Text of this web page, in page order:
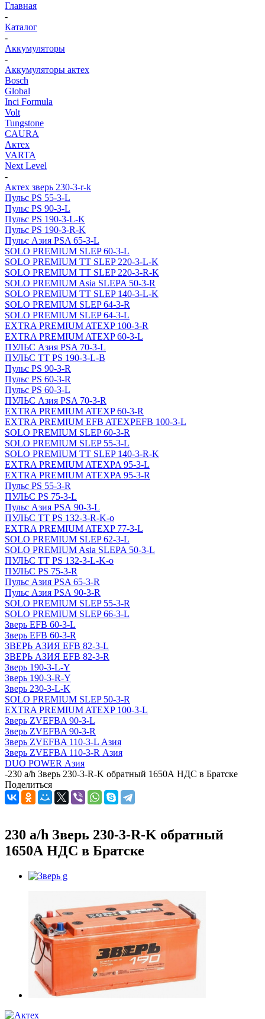
Главная
-
Каталог
-
Аккумуляторы
-
Аккумуляторы актех
Bosch
Global
Inci Formula
Volt
Tungstone
CAURA
Актех
VARTA
Next Level
-
Актех зверь 230-3-r-k
Пульс PS 55-3-L
Пульс PS 90-3-L
Пульс PS 190-3-L-K
Пульс PS 190-3-R-K
Пульс Азия PSA 65-3-L
SOLO PREMIUM SLEP 60-3-L
SOLO PREMIUM ТТ SLEP 220-3-L-K
SOLO PREMIUM ТТ SLEP 220-3-R-K
SOLO PREMIUM Asia SLEPA 50-3-R
SOLO PREMIUM ТТ SLEP 140-3-L-K
SOLO PREMIUM SLEP 64-3-R
SOLO PREMIUM SLEP 64-3-L
EXTRA PREMIUM ATEXP 100-3-R
EXTRA PREMIUM ATEXP 60-3-L
ПУЛЬС Азия PSA 70-3-L
ПУЛЬС ТТ PS 190-3-L-B
Пульс PS 90-3-R
Пульс PS 60-3-R
Пульс PS 60-3-L
ПУЛЬС Азия PSA 70-3-R
EXTRA PREMIUM ATEXP 60-3-R
EXTRA PREMIUM EFB ATEXPEFB 100-3-L
SOLO PREMIUM SLEP 60-3-R
SOLO PREMIUM SLEP 55-3-L
SOLO PREMIUM ТТ SLEP 140-3-R-K
EXTRA PREMIUM ATEXPA 95-3-L
EXTRA PREMIUM ATEXPA 95-3-R
Пульс PS 55-3-R
ПУЛЬС PS 75-3-L
Пульс Азия PSА 90-3-L
ПУЛЬС ТТ PS 132-3-R-K-o
EXTRA PREMIUM ATEXP 77-3-L
SOLO PREMIUM SLEP 62-3-L
SOLO PREMIUM Asia SLEPA 50-3-L
ПУЛЬС ТТ PS 132-3-L-K-o
ПУЛЬС PS 75-3-R
Пульс Азия PSA 65-3-R
Пульс Азия PSА 90-3-R
SOLO PREMIUM SLEP 55-3-R
SOLO PREMIUM SLEP 66-3-L
Зверь EFB 60-3-L
Зверь EFB 60-3-R
ЗВЕРЬ АЗИЯ EFB 82-3-L
ЗВЕРЬ АЗИЯ EFB 82-3-R
Зверь 190-3-L-Y
Зверь 190-3-R-Y
Зверь 230-3-L-K
SOLO PREMIUM SLEP 50-3-R
EXTRA PREMIUM ATEXP 100-3-L
Зверь ZVEFBA 90-3-L
Зверь ZVEFBA 90-3-R
Зверь ZVEFBA 110-3-L Азия
Зверь ZVEFBA 110-3-R Азия
DUO POWER Азия
-230 а/h Зверь 230-3-R-K обратный 1650А НДС в Братске
Поделиться
230 а/h Зверь 230-3-R-K обратный
1650А НДС в Братске